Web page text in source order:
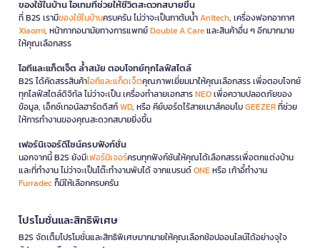
ของใช้ในบ้าน ไอเทมที่ช่วยให้ชีวิตสะดวกสบายขึ้น
ที่ B2S เรามีของใช้ในบ้านครบครัน ไม่ว่าจะเป็นกาต้มน้ำAnitech, เครื่องฟอกอากาศ
Xiaomi, หน้ากากอนามัยทางการแพทย์Double A Careและสินค้าอื่น ๆ อีกมากมาย
ให้คุณเลือกสรร
ไอทีและแก็ดเจ็ต ล้ำสมัย ตอบโจทย์ทุกไลฟ์สไตล์
B2S ได้คัดสรรสินค้าไอทีและแก็ดเจ็ตคุณภาพเยี่ยมมาให้คุณเลือกสรร เพื่อตอบโจทย์
ทุกไลฟ์สไตล์ดิจิทัล ไม่ว่าจะเป็น เครื่องทำลายเอกสารNEOเพื่อความปลอดภัยของ
ข้อมูล, เอ็กซ์เทอนัลฮาร์ดดิสก์WD, หรือ คีย์บอร์ดไร้สายเมาส์คอมโบGEEZERที่ช่วย
ให้การทำงานของคุณสะดวกสบายยิ่งขึ้น
เฟอร์นิเจอร์ดีไซน์ครบฟังก์ชั่น
นอกจากนี้ B2S ยังมีเฟอร์นิเจอร์ครบทุกฟังก์ชันให้คุณได้เลือกสรรเพื่อตกแต่งบ้าน
และที่ทำงาน ไม่ว่าจะเป็นโต๊ะทำงานพับได้ จากแบรนด์ONEหรือ เก้าอี้ทำงาน
Furradecก็มีให้เลือกครบครัน
โปรโมชั่นและสิทธิพิเศษ
B2S จัดเต็มโปรโมชั่นและสิทธิพิเศษมากมายให้คุณเลือกช้อปออนไลน์ได้อย่างจุใจ